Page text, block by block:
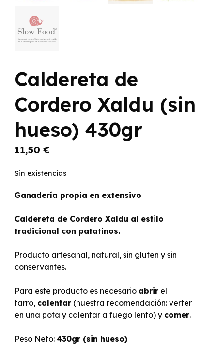
Caldereta de
Cordero Xaldu (sin
hueso) 430gr
11,50 €
Sin existencias
Ganadería propia en extensivo
Caldereta de Cordero Xaldu al estilo
tradicional con patatinos.
Producto artesanal, natural, sin gluten y sin
conservantes.
Para este producto es necesario abrir el
tarro, calentar (nuestra recomendación: verter
en una pota y calentar a fuego lento) y comer.
Peso Neto: 430gr (sin hueso)